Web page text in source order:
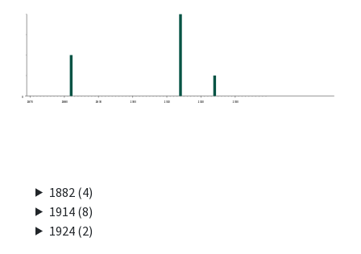
0
1870
1880 1890 1900 1910 1920 1930
1882 (4)
1914 (8)
1924 (2)